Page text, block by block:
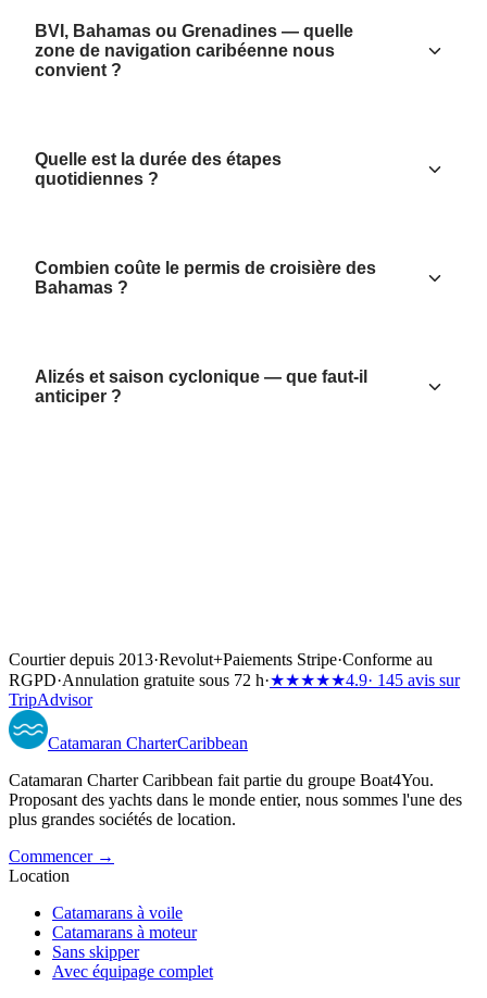
BVI, Bahamas ou Grenadines — quelle
zone de navigation caribéenne nous
convient ?
Quelle est la durée des étapes
quotidiennes ?
Combien coûte le permis de croisière des
Bahamas ?
Alizés et saison cyclonique — que faut-il
anticiper ?
Courtier depuis 2013·Revolut+Paiements Stripe·Conforme au
RGPD·Annulation gratuite sous 72 h·★★★★★4.9· 145 avis sur
TripAdvisor
Catamaran CharterCaribbean
Catamaran Charter Caribbean fait partie du groupe Boat4You.
Proposant des yachts dans le monde entier, nous sommes l'une des
plus grandes sociétés de location.
Commencer →
Location
Catamarans à voile
Catamarans à moteur
Sans skipper
Avec équipage complet